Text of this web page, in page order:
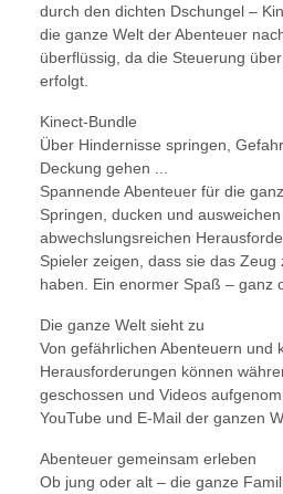
durch den dichten Dschungel –
die ganze Welt der Abenteuer
überflüssig, da die Steuerung
erfolgt.
Kinect-Bundle
Über Hindernisse springen,
Deckung gehen ...
Spannende Abenteuer für die
Springen, ducken und
abwechslungsreichen
Spieler zeigen, dass sie das
haben. Ein enormer Spaß – ganz
Die ganze Welt sieht zu
Von gefährlichen Abenteuern und
Herausforderungen können
geschossen und Videos
YouTube und E-Mail der ganzen
Abenteuer gemeinsam erleben
Ob jung oder alt – die ganze